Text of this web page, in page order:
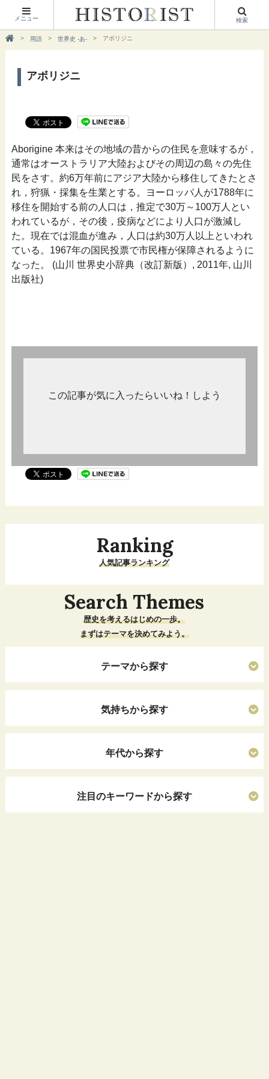
メニュー 検索
用語 世界史 -あ- アボリジニ
アボリジニ
Aborigine 本来はその地域の昔からの住民を意味するが，
通常はオーストラリア大陸およびその周辺の島々の先住
民をさす。約6万年前にアジア大陸から移住してきたとさ
れ，狩猟・採集を生業とする。ヨーロッパ人が1788年に
移住を開始する前の人口は，推定で30万～100万人とい
われているが，その後，疫病などにより人口が激減し
た。現在では混血が進み，人口は約30万人以上といわれ
ている。1967年の国民投票で市民権が保障されるように
なった。 (山川 世界史小辞典（改訂新版）, 2011年, 山川
出版社)
この記事が気に入ったらいいね！しよう
Ranking
人気記事ランキング
Search Themes
歴史を考えるはじめの一歩。
まずはテーマを決めてみよう。
テーマから探す
気持ちから探す
年代から探す
注目のキーワードから探す